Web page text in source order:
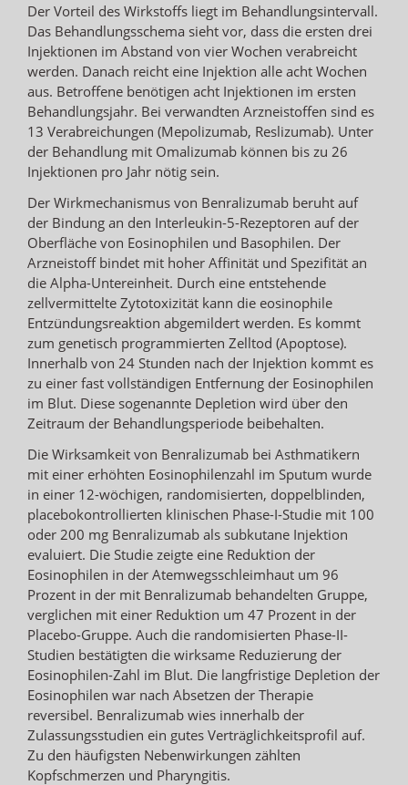
Der Vorteil des Wirkstoffs liegt im Behandlungsintervall.
Das Behandlungsschema sieht vor, dass die ersten drei
Injektionen im Abstand von vier Wochen verabreicht
werden. Danach reicht eine Injektion alle acht Wochen
aus. Betroffene benötigen acht Injektionen im ersten
Behandlungsjahr. Bei verwandten Arzneistoffen sind es
13 Verabreichungen (Mepolizumab, Reslizumab). Unter
der Behandlung mit Omalizumab können bis zu 26
Injektionen pro Jahr nötig sein.
Der Wirkmechanismus von Benralizumab beruht auf
der Bindung an den Interleukin-5-Rezeptoren auf der
Oberfläche von Eosinophilen und Basophilen. Der
Arzneistoff bindet mit hoher Affinität und Spezifität an
die Alpha-Untereinheit. Durch eine entstehende
zellvermittelte Zytotoxizität kann die eosinophile
Entzündungsreaktion abgemildert werden. Es kommt
zum genetisch programmierten Zelltod (Apoptose).
Innerhalb von 24 Stunden nach der Injektion kommt es
zu einer fast vollständigen Entfernung der Eosinophilen
im Blut. Diese sogenannte Depletion wird über den
Zeitraum der Behandlungsperiode beibehalten.
Die Wirksamkeit von Benralizumab bei Asthmatikern
mit einer erhöhten Eosinophilenzahl im Sputum wurde
in einer 12-wöchigen, randomisierten, doppelblinden,
placebokontrollierten klinischen Phase-I-Studie mit 100
oder 200 mg Benralizumab als subkutane Injektion
evaluiert. Die Studie zeigte eine Reduktion der
Eosinophilen in der Atemwegsschleimhaut um 96
Prozent in der mit Benralizumab behandelten Gruppe,
verglichen mit einer Reduktion um 47 Prozent in der
Placebo-Gruppe. Auch die randomisierten Phase-II-
Studien bestätigten die wirksame Reduzierung der
Eosinophilen-Zahl im Blut. Die langfristige Depletion der
Eosinophilen war nach Absetzen der Therapie
reversibel. Benralizumab wies innerhalb der
Zulassungsstudien ein gutes Verträglichkeitsprofil auf.
Zu den häufigsten Nebenwirkungen zählten
Kopfschmerzen und Pharyngitis.